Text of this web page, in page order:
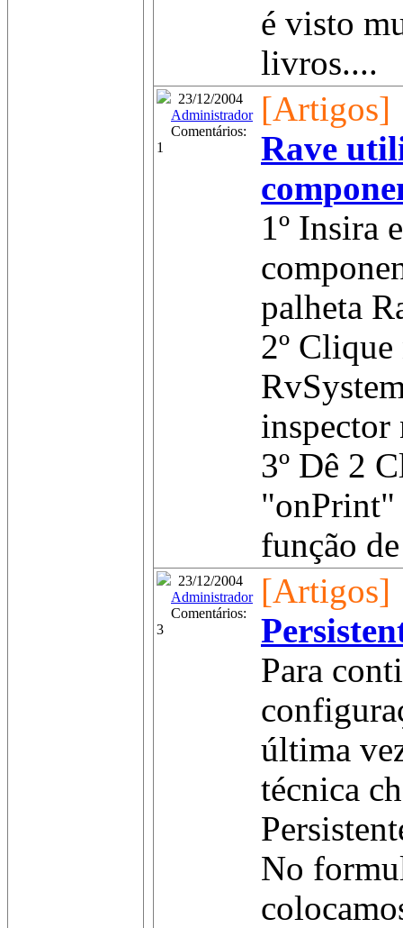
é visto
livros....
23/12/2004
Administrador
Comentários:
1
[Artigos]
Rave
1º Insira
palheta
2º
inspector
3º Dê 2
"onPrint"
função
23/12/2004
Administrador
Comentários:
3
[Artigos]
Para
última
técnica
No